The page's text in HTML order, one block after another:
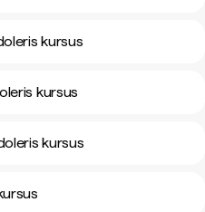
kursus
kursus
kursus